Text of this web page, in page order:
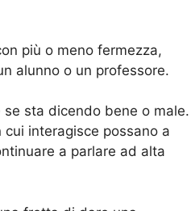
più o meno fermezza,
alunno o un professore.
se sta dicendo bene o male.
interagisce possano a
a parlare ad alta